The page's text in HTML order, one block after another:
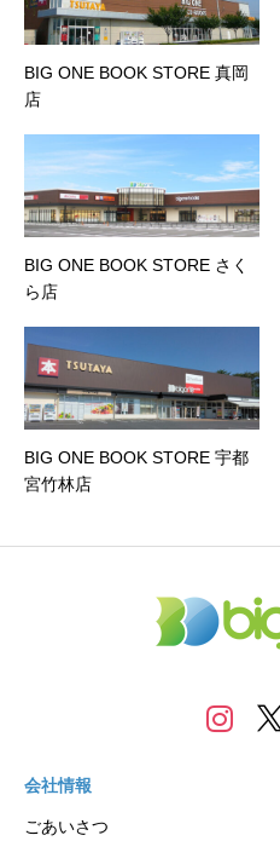
BIG ONE BOOK STORE 真岡
店
BIG ONE BOOK STORE さく
ら店
BIG ONE BOOK STORE 宇都
宮竹林店
会社情報
ごあいさつ